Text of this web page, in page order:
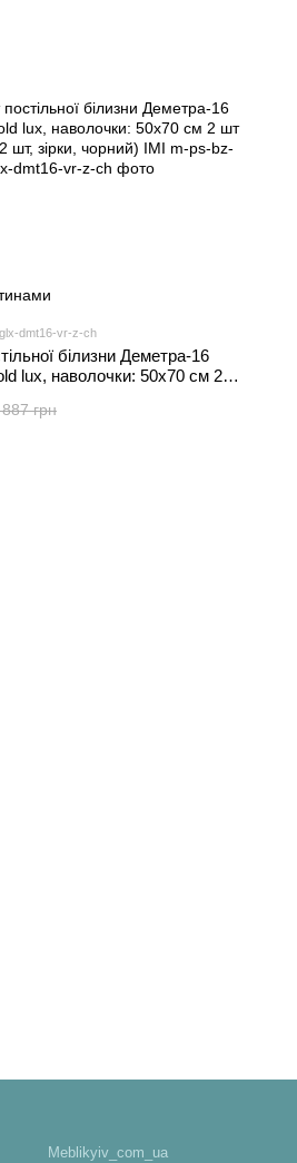
dmt16-vr-z-ch
білизни Деметра-16
lux, наволочки: 50х70 см 2
грн
Meblikyiv_com_ua